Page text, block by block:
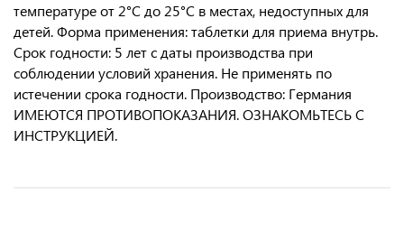
температуре от 2°C до 25°C в местах, недоступных для
детей. Форма применения: таблетки для приема внутрь.
Срок годности: 5 лет с даты производства при
соблюдении условий хранения. Не применять по
истечении срока годности. Производство: Германия
ИМЕЮТСЯ ПРОТИВОПОКАЗАНИЯ. ОЗНАКОМЬТЕСЬ С
ИНСТРУКЦИЕЙ.